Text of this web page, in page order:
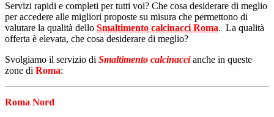
Servizi rapidi e completi per tutti voi? Che cosa desiderare di meglio
per accedere alle migliori proposte su misura che permettono di
valutare la qualità dello Smaltimento calcinacci Roma. La qualità
offerta è elevata, che cosa desiderare di meglio?
Svolgiamo il servizio di Smaltimento calcinaccianche in queste
zone di Roma:
Roma Nord